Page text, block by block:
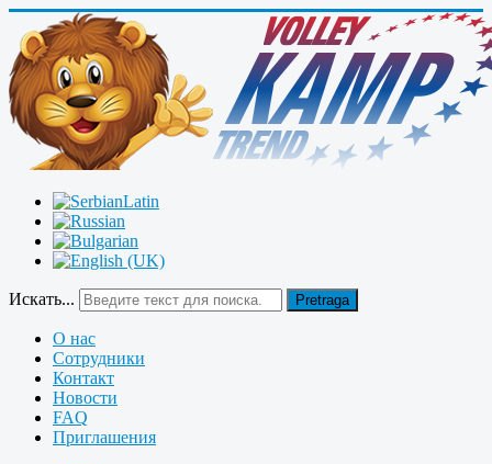
Искать... Pretraga
О нас
Сотрудники
Контакт
Новости
FAQ
Приглашения